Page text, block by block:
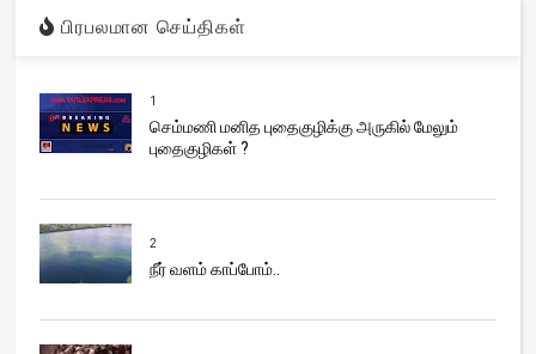
பிரபலமான செய்திகள்
1
செம்மணி மனித புதைகுழிக்கு அருகில் மேலும்
புதைகுழிகள் ?
2
நீர் வளம் காப்போம்..